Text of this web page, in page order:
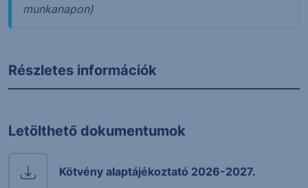
munkanapon)
Részletes információk
Letölthető dokumentumok
Kötvény alaptájékoztató 2026-2027.